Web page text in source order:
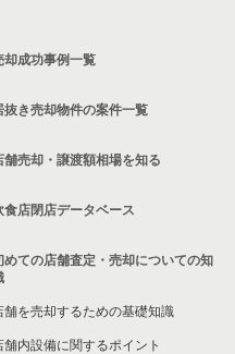
却成功事例一覧
抜き売却物件の案件一覧
舗売却・譲渡額相場を知る
食店閉店データベース
めての店舗査定・売却についての知
舗を売却するための基礎知識
舗内設備に関するポイント